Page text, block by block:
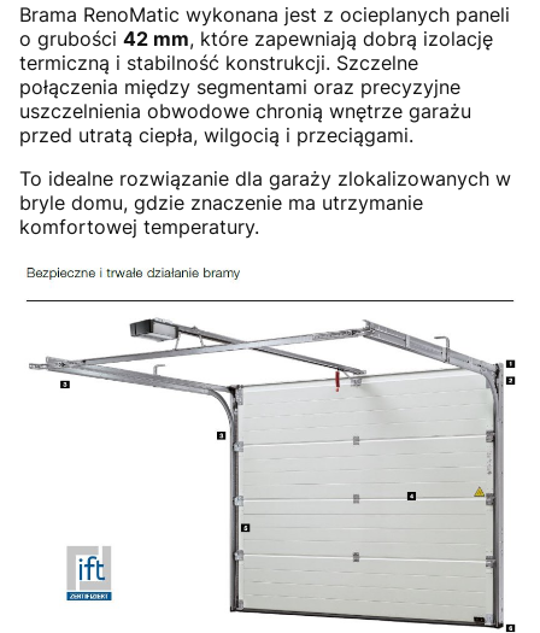
Brama RenoMatic wykonana jest z ocieplanych paneli
o grubości 42 mm, które zapewniają dobrą izolację
termiczną i stabilność konstrukcji. Szczelne
połączenia między segmentami oraz precyzyjne
uszczelnienia obwodowe chronią wnętrze garażu
przed utratą ciepła, wilgocią i przeciągami.
To idealne rozwiązanie dla garaży zlokalizowanych w
bryle domu, gdzie znaczenie ma utrzymanie
komfortowej temperatury.